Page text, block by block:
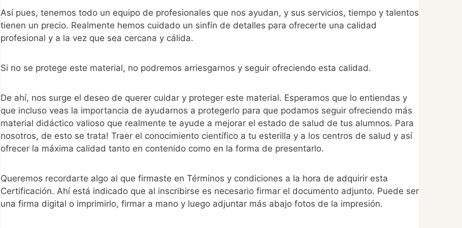
Así pues, tenemos todo un equipo de profesionales que nos ayudan, y sus servicios, tiempo y talentos
tienen un precio. Realmente hemos cuidado un sinfín de detalles para ofrecerte una calidad
profesional y a la vez que sea cercana y cálida.
Si no se protege este material, no podremos arriesgarnos y seguir ofreciendo esta calidad.
De ahí, nos surge el deseo de querer cuidar y proteger este material. Esperamos que lo entiendas y
que incluso veas la importancia de ayudarnos a protegerlo para que podamos seguir ofreciendo más
material didáctico valioso que realmente te ayude a mejorar el estado de salud de tus alumnos. Para
nosotros, de esto se trata! Traer el conocimiento científico a tu esterilla y a los centros de salud y así
ofrecer la máxima calidad tanto en contenido como en la forma de presentarlo.
Queremos recordarte algo al que firmaste en Términos y condiciones a la hora de adquirir esta
Certificación. Ahí está indicado que al inscribirse es necesario firmar el documento adjunto. Puede ser
una firma digital o imprimirlo, firmar a mano y luego adjuntar más abajo fotos de la impresión.